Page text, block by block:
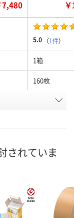
7,480
5.0 （1件）
1箱
160枚
へ
数量
カ
されていま